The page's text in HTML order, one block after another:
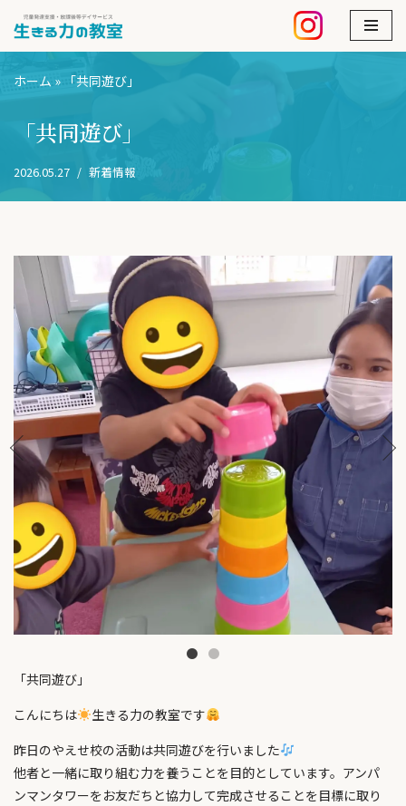
コ
ン
プ
ホーム » 「共同遊び」
「共同遊び」
2026.05.27 新着情報
「共同遊び」
こんにちは
生きる力の教室です
昨日のやえせ校の活動は共同遊びを行いました
他者と一緒に取り組む力を養うことを目的としています。アンパ
ンマンタワーをお友だちと協力して完成させることを目標に取り